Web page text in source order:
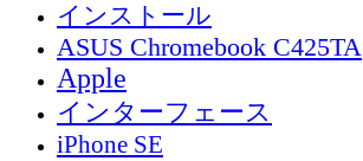
インストール
ASUS Chromebook C425TA
Apple
インターフェース
iPhone SE